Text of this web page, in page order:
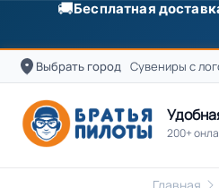
✨Скидка250 ₽на
Выбрать город Сувениры с
200+